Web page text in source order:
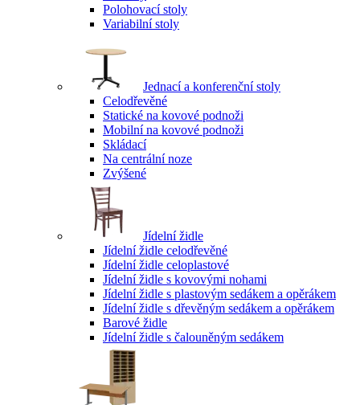
Polohovací stoly
Variabilní stoly
Jednací a konferenční stoly
Celodřevěné
Statické na kovové podnoži
Mobilní na kovové podnoži
Skládací
Na centrální noze
Zvýšené
Jídelní židle
Jídelní židle celodřevěné
Jídelní židle celoplastové
Jídelní židle s kovovými nohami
Jídelní židle s plastovým sedákem a opěrákem
Jídelní židle s dřevěným sedákem a opěrákem
Barové židle
Jídelní židle s čalouněným sedákem